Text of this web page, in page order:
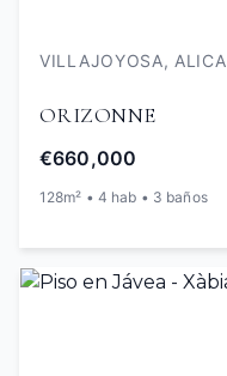
VILLAJOYOSA,
ORIZONNE
€660,000
128m² • 4 hab • 3 baños